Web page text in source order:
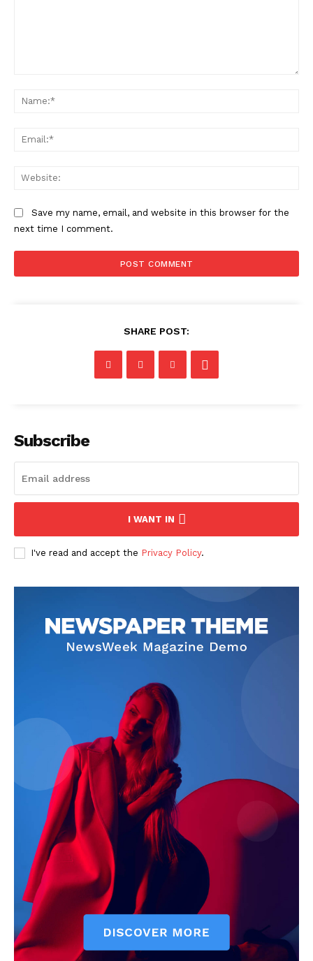
Save my name, email, and website in this browser for the
next time I comment.
SHARE POST:
Subscribe
I WANT IN
I've read and accept the Privacy Policy.